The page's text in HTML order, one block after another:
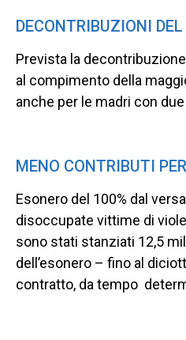
DECONTRIBUZIONI
Prevista la
al compimento della
anche per le madri con
MENO CONTRIBUTI
Esonero del 100% dal
disoccupate vittime di
sono stati stanziati 12,5
dell’esonero – fino al
contratto, da tempo